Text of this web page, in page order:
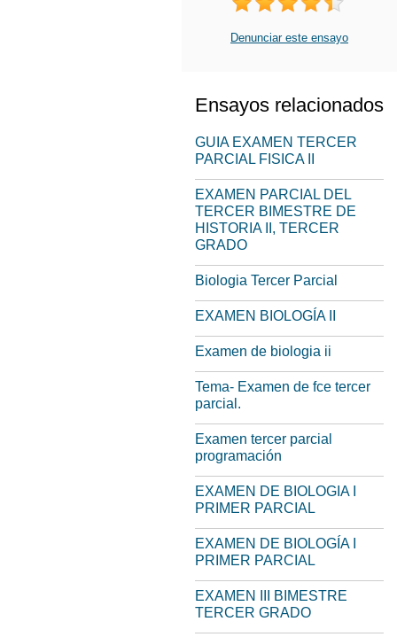
Denunciar este ensayo
Ensayos relacionados
GUIA EXAMEN TERCER
PARCIAL FISICA II
EXAMEN PARCIAL DEL
TERCER BIMESTRE DE
HISTORIA II, TERCER
GRADO
Biologia Tercer Parcial
EXAMEN BIOLOGÍA II
Examen de biologia ii
Tema- Examen de fce tercer
parcial.
Examen tercer parcial
programación
EXAMEN DE BIOLOGIA I
PRIMER PARCIAL
EXAMEN DE BIOLOGÍA I
PRIMER PARCIAL
EXAMEN III BIMESTRE
TERCER GRADO